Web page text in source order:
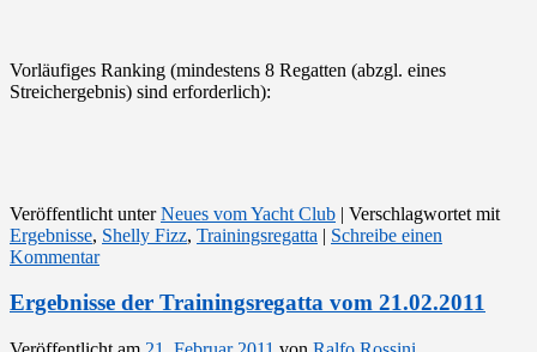
Vorläufiges Ranking (mindestens 8 Regatten (abzgl. eines
Streichergebnis) sind erforderlich):
Veröffentlicht unter Neues vom Yacht Club | Verschlagwortet mit
Ergebnisse, Shelly Fizz, Trainingsregatta | Schreibe einen
Kommentar
Ergebnisse der Trainingsregatta vom 21.02.2011